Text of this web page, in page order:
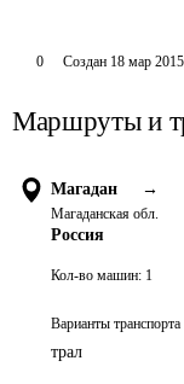
0 Создан 18 мар 2015
Маршруты и
Магадан →
Магаданская обл.
Россия
Кол-во машин: 1
Варианты транспорта
трал